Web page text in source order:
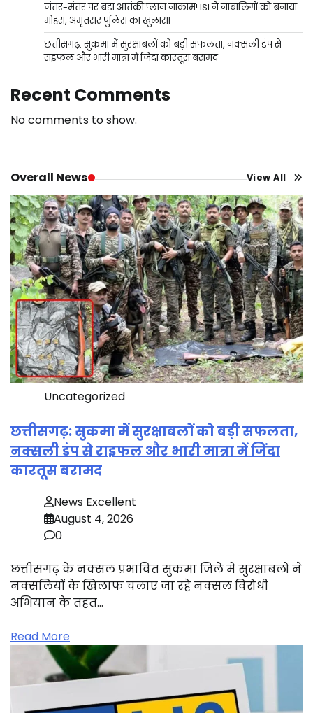
जंतर-मंतर पर बड़ा आतंकी प्लान नाकाम! ISI ने नाबालिगों को बनाया
मोहरा, अमृतसर पुलिस का खुलासा
छत्तीसगढ़: सुकमा में सुरक्षाबलों को बड़ी सफलता, नक्सली डंप से
राइफल और भारी मात्रा में जिंदा कारतूस बरामद
Recent Comments
No comments to show.
Overall News View All
Uncategorized
छत्तीसगढ़: सुकमा में सुरक्षाबलों को बड़ी सफलता,
नक्सली डंप से राइफल और भारी मात्रा में जिंदा
कारतूस बरामद
News Excellent
August 4, 2026
0
छत्तीसगढ़ के नक्सल प्रभावित सुकमा जिले में सुरक्षाबलों ने
नक्सलियों के खिलाफ चलाए जा रहे नक्सल विरोधी
अभियान के तहत…
Read More